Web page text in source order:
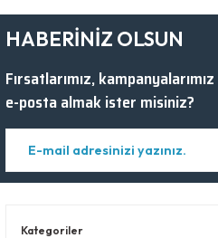
HABERİNİZ OLSUN
Fırsatlarımız,
e-posta almak ister misiniz?
Kategoriler